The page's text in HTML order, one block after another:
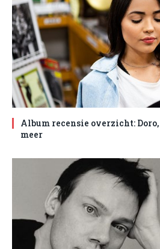
Album recensie overzicht:
meer